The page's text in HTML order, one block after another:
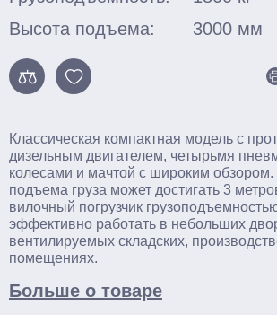
Высота подъема:
3000 мм
Классическая компактная модель с
дизельным двигателем, четырьмя
колесами и мачтой с широким
подъема груза может достигать 3
вилочный погрузчик
эффективно работать в небольших
вентилируемых складских,
помещениях.
Больше о товаре
Для бочек
Подъемные столы
С электроподъемом
Стационарные
Поломоечные машины
С сиденьем оператора
Толкаемого типа